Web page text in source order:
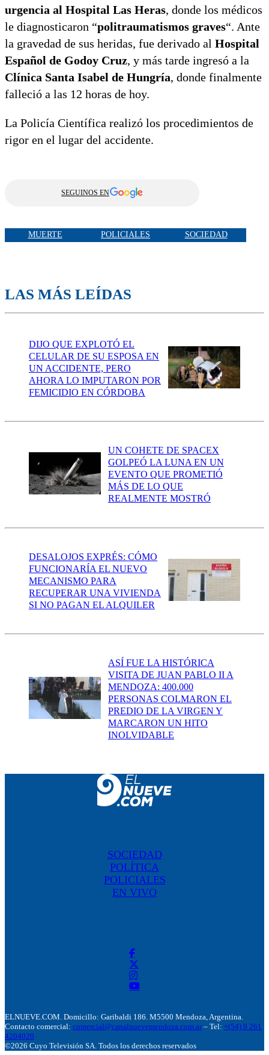
urgencia al Hospital Las Heras, donde los médicos
le diagnosticaron “politraumatismos graves“. Ante
la gravedad de sus heridas, fue derivado al Hospital
Español de Godoy Cruz, y más tarde ingresó a la
Clínica Santa Isabel de Hungría, donde finalmente
falleció a las 12 horas de hoy.
La Policía Científica realizó los procedimientos de
rigor en el lugar del accidente.
SEGUINOS EN
MUERTE POLICIALES SOCIEDAD
LAS MÁS LEÍDAS
DIJO QUE EXPLOTÓ EL
CELULAR DE SU ESPOSA EN
UN ACCIDENTE, PERO
AHORA LO IMPUTARON POR
FEMICIDIO EN CÓRDOBA
UN COHETE DE SPACEX
GOLPEÓ LA LUNA EN UN
EVENTO QUE PROMETIÓ
MÁS DE LO QUE
REALMENTE MOSTRÓ
DESALOJOS EXPRÉS: CÓMO
FUNCIONARÍA EL NUEVO
MECANISMO PARA
RECUPERAR UNA VIVIENDA
SI NO PAGAN EL ALQUILER
ASÍ FUE LA HISTÓRICA
VISITA DE JUAN PABLO II A
MENDOZA: 400.000
PERSONAS COLMARON EL
PREDIO DE LA VIRGEN Y
MARCARON UN HITO
INOLVIDABLE
SOCIEDAD
POLÍTICA
POLICIALES
EN VIVO
ELNUEVE.COM. Domicillo: Garibaldi 186. M5500 Mendoza, Argentina.
Contacto comercial: comercial@canalnuevemendoza.com.ar – Tel: +(54) 9 261
4204020
©2026 Cuyo Televisión SA. Todos los derechos reservados